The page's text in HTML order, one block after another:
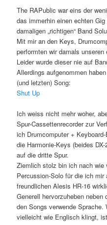
The RAPublic war eins der
das immerhin einen echten
damaligen „richtigen“ Band
Mit mir an den Keys,
performten wir damals unseren
Leider wurde dieser nie auf
Allerdings aufgenommen
(und letzten) Song:
Shut Up
Ich weiss nicht mehr woher,
Spur-Cassettenrecorder zur
ich Drumcomputer +
die Harmonie-Keys (beides
auf die dritte Spur.
Ziemlich stolz bin ich nach
Percussion-Solo für die ich mir
freundlichen Alesis HR-16
Generell hervorzuheben
den Songs verwende
vielleicht wie Englisch klingt,